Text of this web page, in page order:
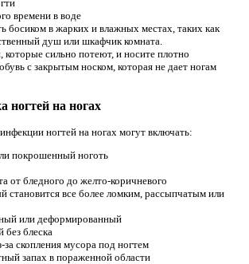
времени в воде
босиком в жарких и влажных местах, таких как
душ или шкафчик комната.
которые сильно потеют, и носите плотно
с закрытым носком, которая не дает ногам
на ногах
ногтей на ногах могут включать:
покрошенный ноготь
от бледного до желто-коричневого
становится все более ломким, рассыпчатым или
или деформированный
без блеска
скопления мусора под ногтем
запах в пораженной области